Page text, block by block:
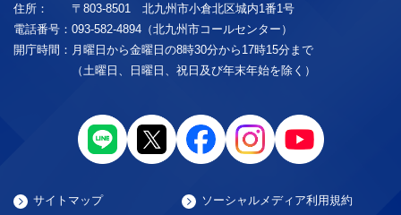
住所：
〒803-8501 北九州市小倉北区城内1番1号
電話番号： 093-582-4894（北九州市コールセンター）
開庁時間： 月曜日から金曜日の8時30分から17時15分まで
（土曜日、日曜日、祝日及び年末年始を除く）
サイトマップ ソーシャルメディア利用規約